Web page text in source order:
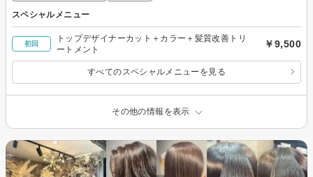
スペシャルメニュー
初回
トップデザイナーカット＋カラー＋髪質改善トリ
ートメント
￥9,500
すべてのスペシャルメニューを見る
その他の情報を表示